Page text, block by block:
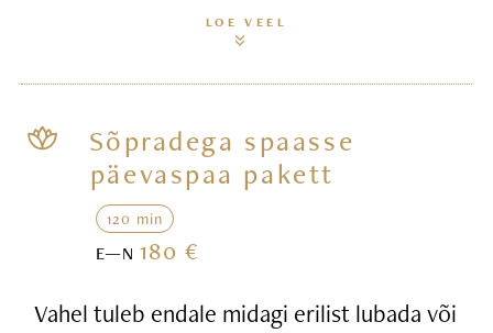
LOE VEEL
Sõpradega spaasse
päevaspaa pakett
120 min
E—N180 €
Vahel tuleb endale midagi erilist lubada või